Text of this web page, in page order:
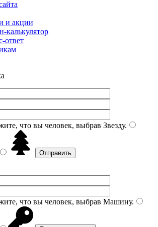
и акции
калькулятор
ответ
что вы человек, выбрав Звезду.
что вы человек, выбрав Машину.